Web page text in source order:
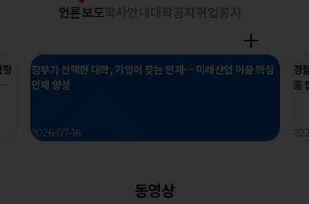
언론보도
정부가 선택한 대학, 기업이 찾는 인재… 미래산업 이끌 핵심
인재 양성
2026-07-16
경
종
동영상